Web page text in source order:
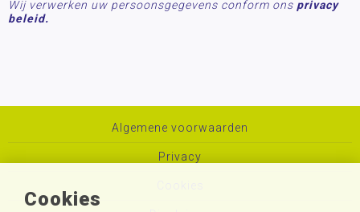
Cookies
Wij verwerken uw persoonsgegevens conform ons privacy
beleid.
Algemene voorwaarden
Privacy